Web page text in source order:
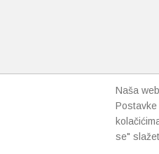
Naša
Postavke
se"